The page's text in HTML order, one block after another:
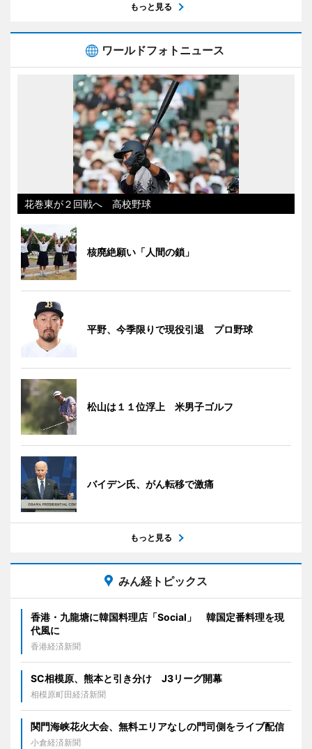
もっと見る
ワールドフォトニュース
花巻東が２回戦へ 高校野球
核廃絶願い「人間の鎖」
平野、今季限りで現役引退 プロ野球
松山は１１位浮上 米男子ゴルフ
バイデン氏、がん転移で激痛
もっと見る
みん経トピックス
香港・九龍塘に韓国料理店「Social」 韓国定番料理を現
代風に
香港経済新聞
SC相模原、熊本と引き分け J3リーグ開幕
相模原町田経済新聞
関門海峡花火大会、無料エリアなしの門司側をライブ配信
小倉経済新聞